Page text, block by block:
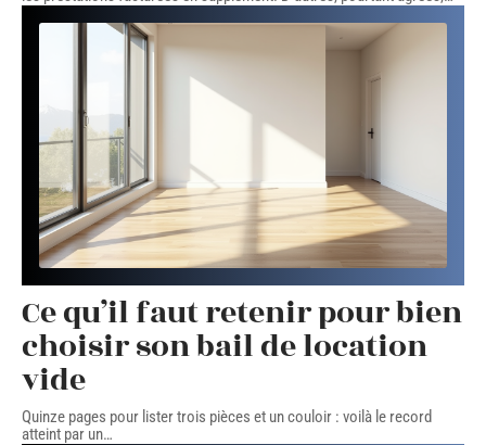
Ce qu’il faut retenir pour bien
choisir son bail de location
vide
Quinze pages pour lister trois pièces et un couloir : voilà le record
atteint par un…